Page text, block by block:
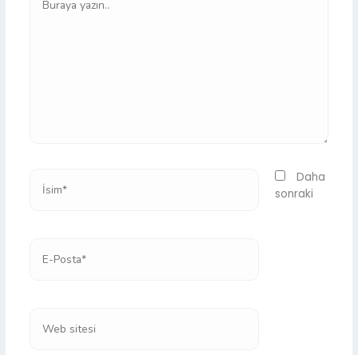
yazın..
Posta*
sitesi
Daha
sonraki